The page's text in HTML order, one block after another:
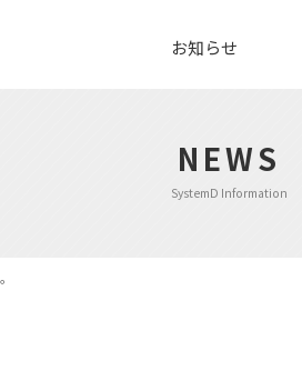
お知らせ
NEWS
SystemD Information